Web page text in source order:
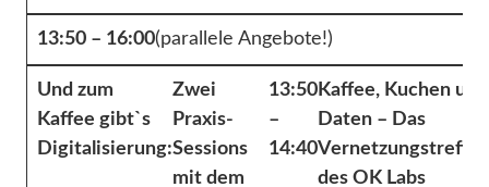
13:50 – 16:00(parallele Angebote!)
Und zum
Kaffee gibt`s
Digitalisierung:
Zwei
Praxis-
Sessions
mit dem
13:50
–
14:40
Kaffee, Kuchen und
Daten – Das
Vernetzungstreffen
des OK Labs